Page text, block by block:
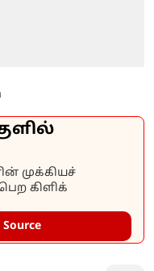
முக்கியச்
கிளிக்